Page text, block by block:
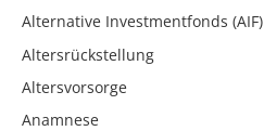
Alternative Investmentfonds (AIF)
Altersrückstellung
Altersvorsorge
Anamnese